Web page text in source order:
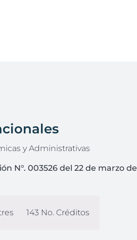
y Administrativas
N°. 003526 del 22 de marzo de
143 No. Créditos